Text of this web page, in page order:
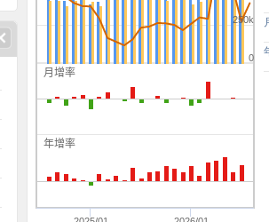
月增率
年增率
0
250k